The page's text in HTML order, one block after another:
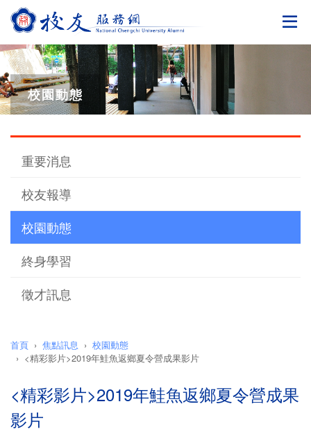
切
校園動態
重要消息
校友報導
校園動態
終身學習
徵才訊息
首頁 焦點訊息
校園動態
<精彩影片>2019年鮭魚返鄉夏令營成果影片
<精彩影片>2019年鮭魚返鄉夏令營成果
影片